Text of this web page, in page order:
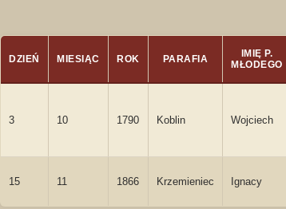
DZIEŃ MIESIĄC ROK PARAFIA
IMIĘ P.
MŁODEGO
3 10 1790 Koblin Wojciech
15 11 1866 Krzemieniec Ignacy